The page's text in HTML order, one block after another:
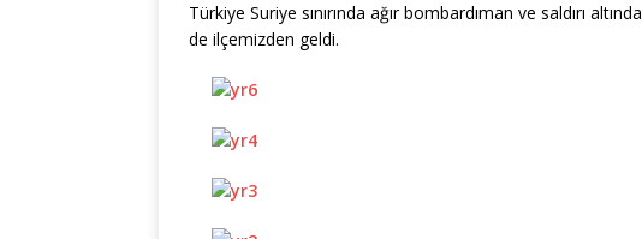
Türkiye Suriye sınırında ağır bombardıman ve saldırı
de ilçemizden geldi.